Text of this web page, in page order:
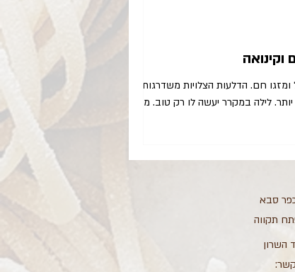
חם. הדלעות הצלויות משדרגות את
לילה במקרר יעשה לו רק טוב. מרק
סבא
תקווה
השרון